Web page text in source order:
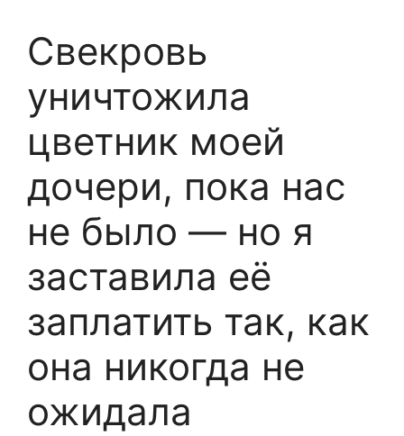
Свекровь
уничтожила
цветник моей
дочери, пока нас
не было — но я
заставила её
заплатить так, как
она никогда не
ожидала